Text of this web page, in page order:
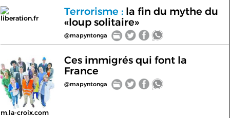
liberation.fr
Terrorisme :la fin du mythe du
«loup solitaire»
@mapyntonga
m.la-croix.com
Ces immigrés qui font la
France
@mapyntonga